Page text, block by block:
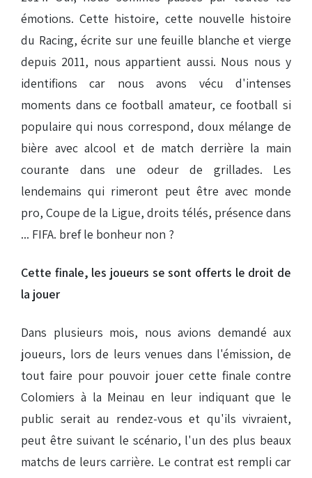
émotions. Cette histoire, cette nouvelle histoire
du Racing, écrite sur une feuille blanche et vierge
depuis 2011, nous appartient aussi. Nous nous y
identifions car nous avons vécu d'intenses
moments dans ce football amateur, ce football si
populaire qui nous correspond, doux mélange de
bière avec alcool et de match derrière la main
courante dans une odeur de grillades. Les
lendemains qui rimeront peut être avec monde
pro, Coupe de la Ligue, droits télés, présence dans
... FIFA. bref le bonheur non ?
Cette finale, les joueurs se sont offerts le droit de
la jouer
Dans plusieurs mois, nous avions demandé aux
joueurs, lors de leurs venues dans l'émission, de
tout faire pour pouvoir jouer cette finale contre
Colomiers à la Meinau en leur indiquant que le
public serait au rendez-vous et qu'ils vivraient,
peut être suivant le scénario, l'un des plus beaux
matchs de leurs carrière. Le contrat est rempli car